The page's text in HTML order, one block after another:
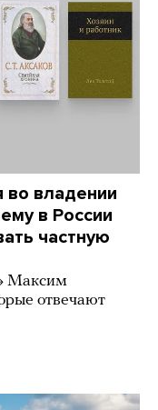
во владении
в России
частную
Максим
отвечают